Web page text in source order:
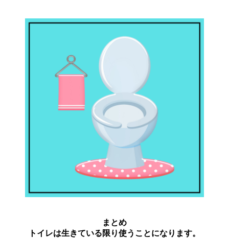
まとめ
トイレは生きている限り使うことになります。